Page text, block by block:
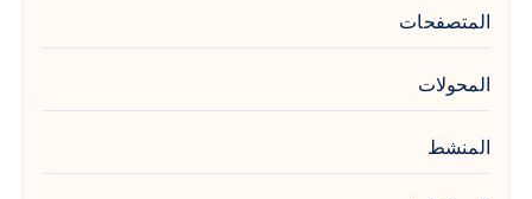
المتصفحات
المحولات
المنشط